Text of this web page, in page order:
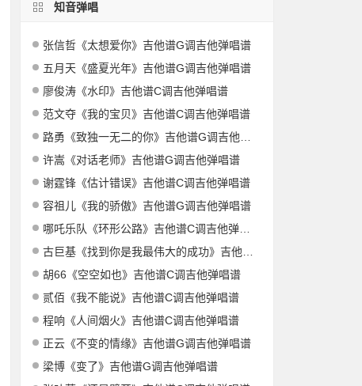
知音弹唱
张信哲《太想爱你》吉他谱G调吉他弹唱谱
五月天《盛夏光年》吉他谱G调吉他弹唱谱
廖俊涛《水印》吉他谱C调吉他弹唱谱
范文夺《我的宝贝》吉他谱C调吉他弹唱谱
路勇《致独一无二的你》吉他谱G调吉他弹唱谱
许嵩《对话老师》吉他谱G调吉他弹唱谱
谢霆锋《估计错误》吉他谱C调吉他弹唱谱
容祖儿《我的骄傲》吉他谱G调吉他弹唱谱
哪吒乐队《环形公路》吉他谱C调吉他弹唱谱
古巨基《找到你是我最伟大的成功》吉他谱G调吉他弹唱谱
胡66《空空如也》吉他谱C调吉他弹唱谱
贰佰《我不能说》吉他谱C调吉他弹唱谱
程响《人间烟火》吉他谱C调吉他弹唱谱
正云《不变的情缘》吉他谱G调吉他弹唱谱
梁博《变了》吉他谱G调吉他弹唱谱